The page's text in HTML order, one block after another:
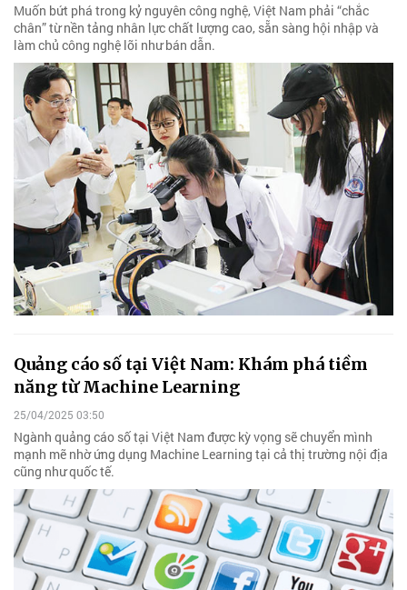
Muốn bứt phá trong kỷ nguyên công nghệ, Việt Nam phải “chắc
chân” từ nền tảng nhân lực chất lượng cao, sẵn sàng hội nhập và
làm chủ công nghệ lõi như bán dẫn.
Quảng cáo số tại Việt Nam: Khám phá tiềm
năng từ Machine Learning
25/04/2025 03:50
Ngành quảng cáo số tại Việt Nam được kỳ vọng sẽ chuyển mình
mạnh mẽ nhờ ứng dụng Machine Learning tại cả thị trường nội địa
cũng như quốc tế.